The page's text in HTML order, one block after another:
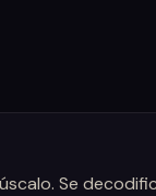
Se